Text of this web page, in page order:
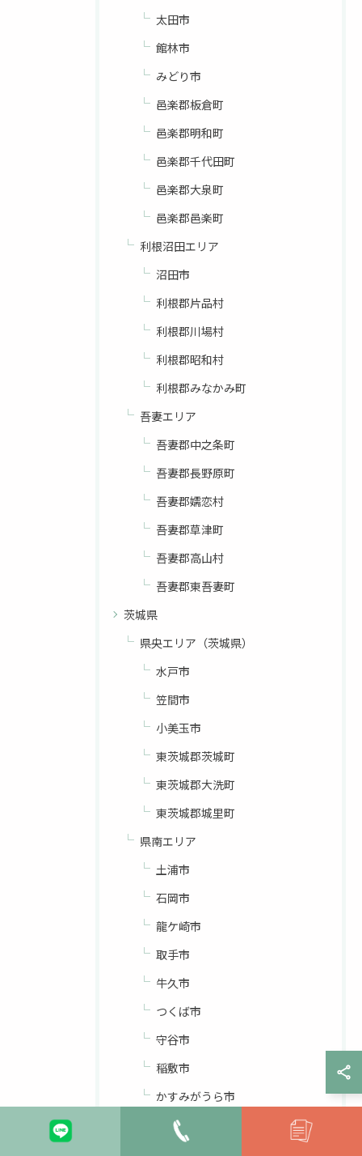
太田市
館林市
みどり市
邑楽郡板倉町
邑楽郡明和町
邑楽郡千代田町
邑楽郡大泉町
邑楽郡邑楽町
利根沼田エリア
沼田市
利根郡片品村
利根郡川場村
利根郡昭和村
利根郡みなかみ町
吾妻エリア
吾妻郡中之条町
吾妻郡長野原町
吾妻郡嬬恋村
吾妻郡草津町
吾妻郡高山村
吾妻郡東吾妻町
茨城県
県央エリア（茨城県）
水戸市
笠間市
小美玉市
東茨城郡茨城町
東茨城郡大洗町
東茨城郡城里町
県南エリア
土浦市
石岡市
龍ケ崎市
取手市
牛久市
つくば市
守谷市
稲敷市
かすみがうら市
つくばみらい市